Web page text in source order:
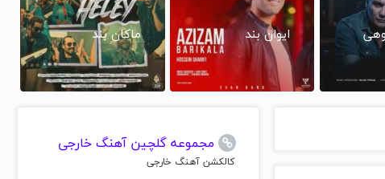
ایوان بند ماکان بند
مجموعه گلچین آهنگ خارجی
کالکشن آهنگ خارجی